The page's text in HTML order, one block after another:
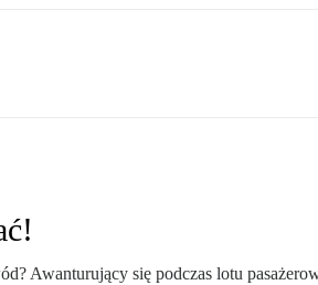
Awanturujący się podczas lotu